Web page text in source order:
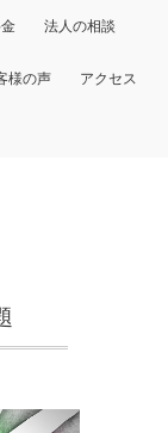
法人の相談
様の声 アクセス